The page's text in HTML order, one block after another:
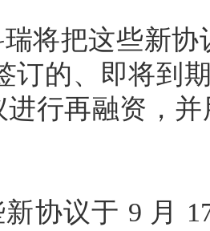
瑞将把这些新协
订的、即将到
进行再融资，
协议于 9 月